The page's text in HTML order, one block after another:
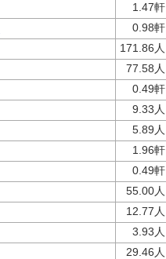
1.47軒
0.98軒
171.86人
77.58人
0.49軒
9.33人
5.89人
1.96軒
0.49軒
55.00人
12.77人
3.93人
29.46人